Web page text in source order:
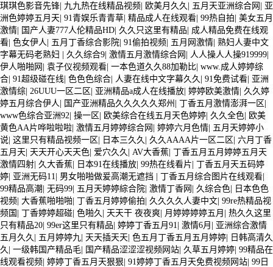
琪琪色影音先锋| 九九热在线精品视频| 欧美月久久 | 五月天亚洲综合网 | 亚
洲色婷婷五月天| 91青娱乐青青草| 精品成人在线观看| 99热自拍| 美女五月
激情| 国产人妻777人伦精品HD| 久久只这里有精品| 成人精品免费在线观
看| 色女伊人 | 五月丁香综合影院| 91偷拍视频| 五月网激情| 熟妇人妻中文
字幕无码老熟妇 | 久久综合9| 激情五月激情综合网 | 人人操人人操919999|
伊人啪啪网 | 袁子仪视频观看| 一本色道久久88加勒比| www.成人婷婷综
合| 91超级碰在线| 色色色综合| 人妻在线中文字幕久久 | 91免费试看| 亚洲
激情综| 26UUU一区二区| 亚洲精品a成人在线播放| 婷婷欧美激情| 久久婷
婷五月综合伊人 | 国产亚洲精品久久久久久郑州 | 丁香五月激情澎湃一区|
www色综合亚洲92| 操一区| 欧美综合在线五月天色婷婷| 久久全色| 欧美
黄色AA片哗啦啦啦| 激情五月婷婷综合网 | 婷婷六月色情| 五月天婷婷小
说| 这里只有精品视频一区| 日本三久久 | 久久AAAA片一区二区| 六月丁香
五月天| 天天开心天天色| 爱穴久久 | AV大香蕉| 丁香五月五月婷婷五月天
激情四射| 久大香蕉| 日本91在线播放| 99热在线看片| 丁香五月天五码婷
婷| 亚洲无码11 | 男女啪啪做爰高潮无遮挡 | 丁香五月综合图片在线观看|
99精品高潮 | 无码99| 五月天婷婷綜合院| 激情丁香网 | 久综合色| 日本色色
视频| 大香蕉啪啪啪| 丁香五月婷婷偷拍| 久久久久人妻中文| 99re热精品视
频国 | 丁香婷婷超碰| 色啪久 | 天天干 夜夜爽| 月婷婷婷婷五月 | 热久久这里
只有精品20| 99er这里只有精品| 婷婷丁香五月91 | 激情6月 | 亚洲综合激情
五月久久 | 五月婷婷九 | 天天插天天| 色五月丁香五月五月婷婷| 日韩高清久
久 | 一级韩国产精品毛| 国产精品涩涩涩视频网站| 久草五月婷婷| 99精品在
线观看视频| 婷婷丁香五月天狠狠| 91婷婷丁香五月天免费视频网站| 99日